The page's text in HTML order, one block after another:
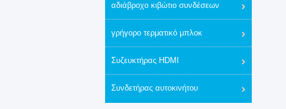
αδιάβροχο κιβώτιο συνδέσεων
γρήγορο τερματικό μπλοκ
Συζευκτήρας HDMI
Συνδετήρας αυτοκινήτου